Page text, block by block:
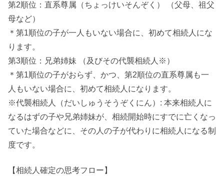
第2順位：直系尊属（ちょっけいそんぞく） （父母、祖父
母など）
＊第1順位の子が一人もいない場合に、初めて相続人にな
ります。
第3順位：兄弟姉妹 （及びその代襲相続人※）
＊第1順位の子がおらず、かつ、第2順位の直系尊属も一
人もいない場合に、初めて相続人になります。
※代襲相続人（だいしゅうそうぞくにん）: 本来相続人に
なるはずの子や兄弟姉妹が、相続開始時にすでに亡くなっ
ていた場合などに、その人の子が代わりに相続人になる制
度です。
【相続人確定の思考フロー】